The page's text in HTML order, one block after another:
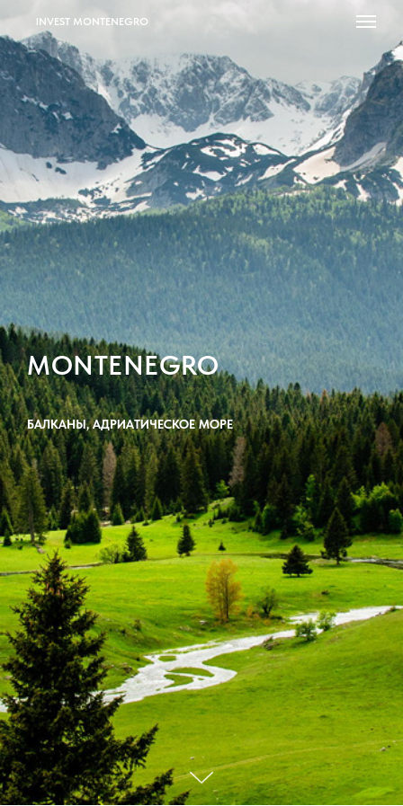
INVEST MONTENEGRO
MONTENEGRO
БАЛКАНЫ, АДРИАТИЧЕСКОЕ МОРЕ